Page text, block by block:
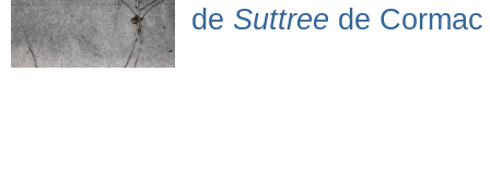
de Suttree de